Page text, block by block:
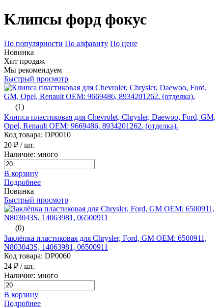
Kлипсы форд фокус
По популярности По алфавиту По цене
Новинка
Хит продаж
Мы рекомендуем
Быстрый просмотр
(1)
Клипса пластиковая для Chevrolet, Chrysler, Daewoo, Ford, GM,
Opel, Renault ОЕМ: 9669486, 8934201262. (отделка).
Код товара: DP0010
20 ₽ / шт.
Наличие: много
В корзину
Подробнее
Новинка
Быстрый просмотр
(0)
Заклёпка пластиковая для Chrysler, Ford, GM ОЕМ: 6500911,
N803043S, 14063981, 06500911
Код товара: DP0060
24 ₽ / шт.
Наличие: много
В корзину
Подробнее